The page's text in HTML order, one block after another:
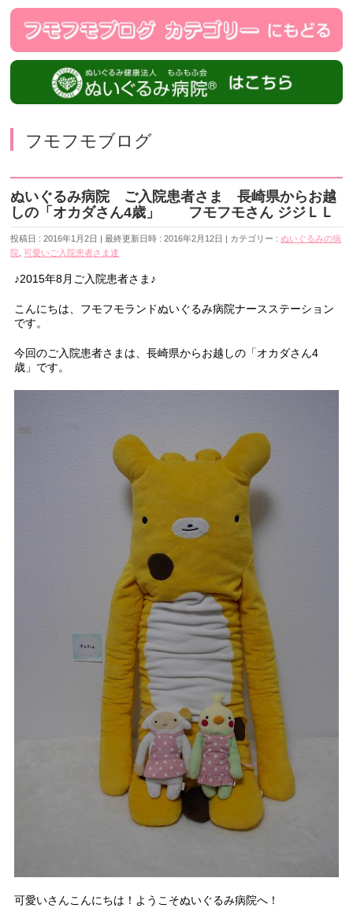
フモフモブログ
ぬいぐるみ病院 ご入院患者さま 長崎県からお越
しの「オカダさん4歳」 フモフモさん ジジＬＬ
投稿日 : 2016年1月2日 最終更新日時 : 2016年2月12日 カテゴリー :ぬいぐるみの病
院 ,可愛いご入院患者さま達
♪2015年8月ご入院患者さま♪
こんにちは、フモフモランドぬいぐるみ病院ナースステーション
です。
今回のご入院患者さまは、長崎県からお越しの「オカダさん4
歳」です。
可愛いさんこんにちは！ようこそぬいぐるみ病院へ！